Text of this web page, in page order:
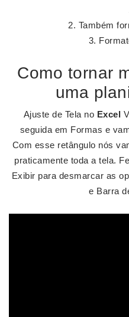
Também
Como tornar
uma
Ajuste de Tela no Excel
seguida em Formas e
Com esse retângulo nós
praticamente toda a tela.
Exibir para desmarcar as
e Barra